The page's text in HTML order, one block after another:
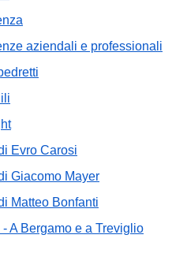
aziendali e professionali
Evro Carosi
Giacomo Mayer
Matteo Bonfanti
- A Bergamo e a Treviglio